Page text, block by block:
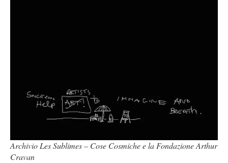
Archivio Les Sublimes – Cose Cosmiche e la Fondazione Arthur
Cravan